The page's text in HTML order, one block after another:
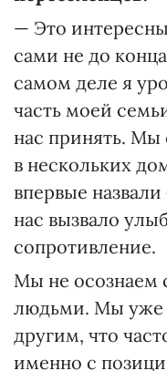
— Это
сами не до
самом деле я
часть моей
нас принять. Мы
в нескольких
впервые
нас вызвало
сопротивление.
Мы не осознаем
людьми. Мы уже
другим, что
именно с